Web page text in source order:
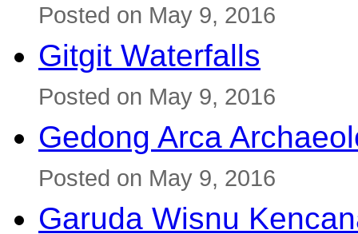
Posted on May 9, 2016
Gitgit Waterfalls
Posted on May 9, 2016
Gedong Arca
Posted on May 9, 2016
Garuda Wisnu